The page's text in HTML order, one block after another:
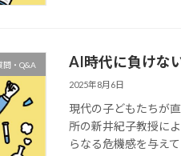
問・Q&A AI時代に負けな
2025年8月6日
現代の子どもたちが
所の新井紀子教授に
らなる危機感を与え